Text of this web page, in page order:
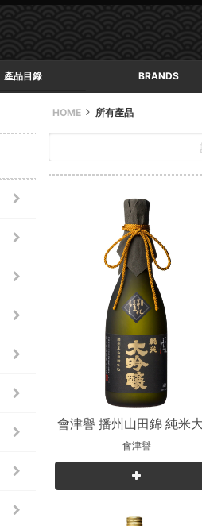
產品目錄 BRANDS
HOME 所有產品
會津譽 播州山田錦 純米
釀
會津譽